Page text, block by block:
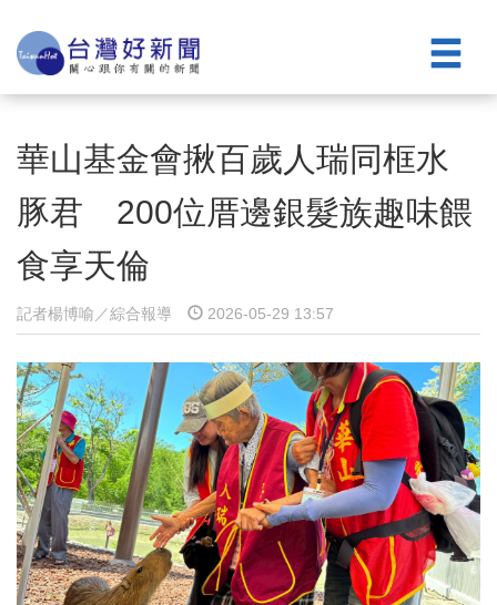
華山基金會揪百歲人瑞同框水
豚君 200位厝邊銀髮族趣味餵
食享天倫
記者楊博喻／綜合報導 2026-05-29 13:57